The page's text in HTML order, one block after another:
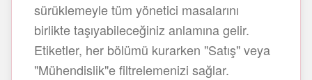
sürüklemeyle tüm yönetici masalarını
birlikte taşıyabileceğiniz anlamına gelir.
Etiketler, her bölümü kurarken "Satış" veya
"Mühendislik"e filtrelemenizi sağlar.